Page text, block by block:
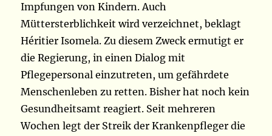
Impfungen von Kindern. Auch
Müttersterblichkeit wird verzeichnet, beklagt
Héritier Isomela. Zu diesem Zweck ermutigt er
die Regierung, in einen Dialog mit
Pflegepersonal einzutreten, um gefährdete
Menschenleben zu retten. Bisher hat noch kein
Gesundheitsamt reagiert. Seit mehreren
Wochen legt der Streik der Krankenpfleger die